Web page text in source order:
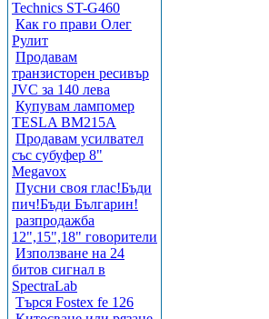
Technics ST-G460
Как го прави Олег
Рулит
Продавам
транзисторен ресивър
JVC за 140 лева
Купувам лампомер
TESLA BM215A
Продавам усилвател
със субуфер 8"
Megavox
Пусни своя глас!Бъди
пич!Бъди Българин!
разпродажба
12",15",18" говорители
Използване на 24
битов сигнал в
SpectraLab
Търся Fostex fe 126